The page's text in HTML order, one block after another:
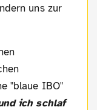
uns zur
"blaue IBO"
ich schlaf